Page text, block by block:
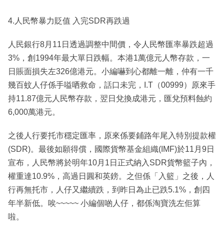
4.人民幣暴力貶值 入完SDR再跌過
人民銀行8月11日透過調整中間價，令人民幣匯率暴跌超過
3%，創1994年最大單日跌幅。本港1萬億元人幣存款，一
日賬面損失左326億港元。小編嚇到心都離一離，仲有一千
幾百蚊人仔係手嗌哂救命，話口未完，I.T（00999）原來手
持11.87億元人民幣存款，翌日兌換成港元，匯兌預料蝕約
6,000萬港元。
之後人行要托市穩定匯率，原來係要鋪路年尾入特別提款權
(SDR)。最後如願得償，國際貨幣基金組織(IMF)於11月9日
宣布，人民幣將於明年10月1日正式納入SDR貨幣籃子內，
權重達10.9%，高過日圓和英鎊。之但係「入籃」之後，人
行再無托市，人仔又繼續跌，到昨日為止已跌5.1%，創四
年半新低。唉~~~~~ 小編個啲人仔，都係淘寶洗左佢算
啦。